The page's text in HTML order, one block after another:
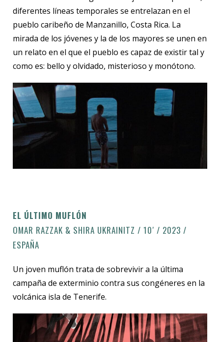
diferentes líneas temporales se entrelazan en el
pueblo caribeño de Manzanillo, Costa Rica. La
mirada de los jóvenes y la de los mayores se unen en
un relato en el que el pueblo es capaz de existir tal y
como es: bello y olvidado, misterioso y monótono.
EL ÚLTIMO MUFLÓN
OMAR RAZZAK & SHIRA UKRAINITZ / 10′ / 2023 /
ESPAÑA
Un joven muflón trata de sobrevivir a la última
campaña de exterminio contra sus congéneres en la
volcánica isla de Tenerife.